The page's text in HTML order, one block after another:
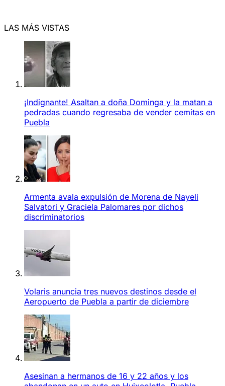
LAS MÁS VISTAS
¡Indignante! Asaltan a doña Dominga y la matan a
pedradas cuando regresaba de vender cemitas en
Puebla
Armenta avala expulsión de Morena de Nayeli
Salvatori y Graciela Palomares por dichos
discriminatorios
Volaris anuncia tres nuevos destinos desde el
Aeropuerto de Puebla a partir de diciembre
Asesinan a hermanos de 16 y 22 años y los